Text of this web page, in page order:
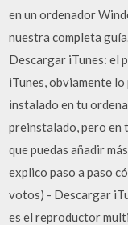
en un ordenador
nuestra completa
Descargar iTunes: el
iTunes, obviamente
instalado en tu
preinstalado, pero en
que puedas añadir
explico paso a paso
votos) - Descargar
es el reproductor